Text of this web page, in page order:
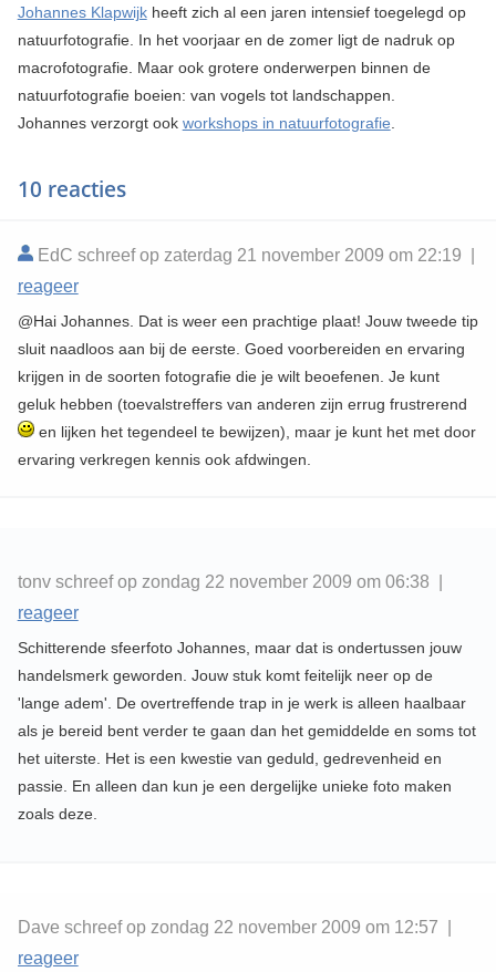
Johannes Klapwijkheeft zich al een jaren intensief toegelegd op
natuurfotografie. In het voorjaar en de zomer ligt de nadruk op
macrofotografie. Maar ook grotere onderwerpen binnen de
natuurfotografie boeien: van vogels tot landschappen.
Johannes verzorgt ook workshops in natuurfotografie
10 reacties
EdC schreef op zaterdag 21 november 2009 om 22:19 |
reageer
@Hai Johannes. Dat is weer een prachtige plaat! Jouw tweede tip
sluit naadloos aan bij de eerste. Goed voorbereiden en ervaring
krijgen in de soorten fotografie die je wilt beoefenen. Je kunt
geluk hebben (toevalstreffers van anderen zijn errug frustrerend
en lijken het tegendeel te bewijzen), maar je kunt het met door
ervaring verkregen kennis ook afdwingen.
tonv schreef op zondag 22 november 2009 om 06:38 |
reageer
Schitterende sfeerfoto Johannes, maar dat is ondertussen jouw
handelsmerk geworden. Jouw stuk komt feitelijk neer op de
'lange adem'. De overtreffende trap in je werk is alleen haalbaar
als je bereid bent verder te gaan dan het gemiddelde en soms tot
het uiterste. Het is een kwestie van geduld, gedrevenheid en
passie. En alleen dan kun je een dergelijke unieke foto maken
zoals deze.
Dave schreef op zondag 22 november 2009 om 12:57 |
reageer